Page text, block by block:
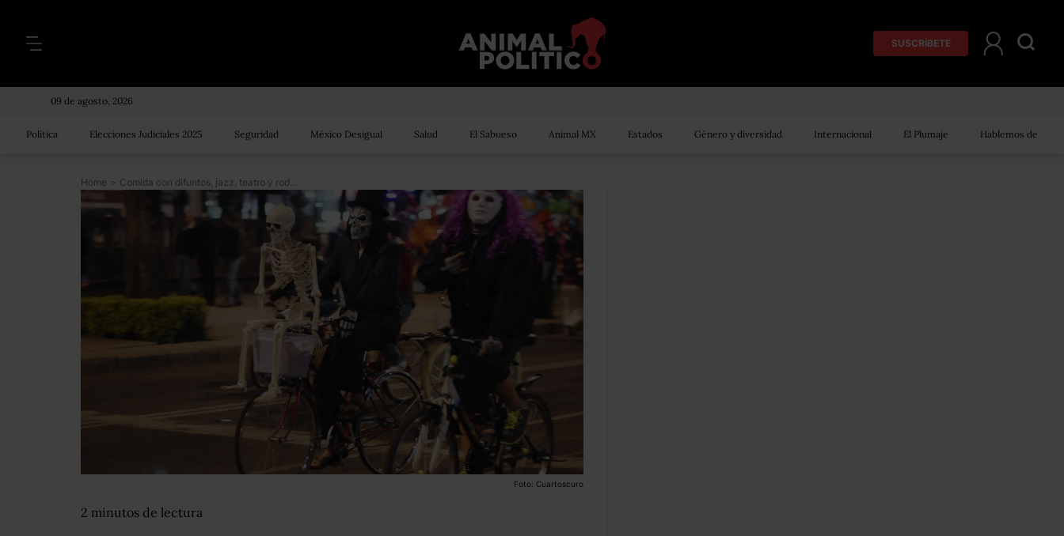
SUSCRÍBETE
09 de agosto, 2026
Política Elecciones Judiciales 2025 Seguridad México Desigual Salud El Sabueso Animal MX Estados Género y diversidad Internacional El Plumaje Hablemos de
Home > Comida con difuntos, jazz, teatro y rodada: actividades para este puente de Día de Muertos
Foto: Cuartoscuro
2 minutos de lectura